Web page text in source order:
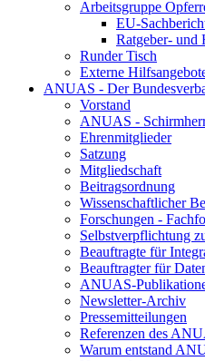
Arbeitsgruppe
EU-
Ratgeber- und
Runder Tisch
Externe
ANUAS - Der
Vorstand
ANUAS -
Ehrenmitglieder
Satzung
Mitgliedschaft
Beitragsordnung
Wissenschaftlicher
Forschungen -
Selbstverpflichtung
Beauftragte für
Beauftragter für
ANUAS-
Newsletter-Archiv
Pressemitteilungen
Referenzen des
Warum entstand